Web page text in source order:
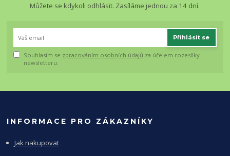
Můžete se kdykoli odhlásit. Zasíláme jednou za 14 dní.
Přihlásit se
Souhlasím se zpracováním osobních údajů za účelem rozesílky
newsletteru.
INFORMACE PRO ZÁKAZNÍKY
Jak nakupovat